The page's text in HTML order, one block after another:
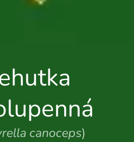
canoceps)